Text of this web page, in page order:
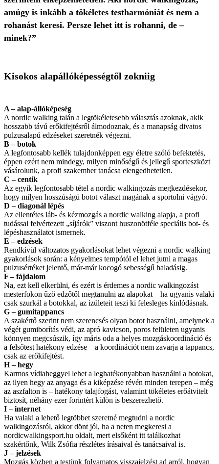
amúgy is inkább a tökéletes testharmóniát és nem a
rohanást keresi. Persze lehet itt is rohanni, de –
minek?”
Kisokos alapállóképességtől zokniig
A – alap-állóképeség
A nordic walking talán a legtökéletesebb választás azoknak, akik
hosszabb távú erőkifejtésről álmodoznak, és a manapság divatos
pulzusalapú edzéseket szeretnék végezni.
B – botok
A legfontosabb kellék tulajdonképpen egy életre szóló befektetés,
éppen ezért nem mindegy, milyen minőségű és jellegű sporteszközt
vásárolunk, a profi szakember tanácsa elengedhetetlen.
C – centik
Az egyik legfontosabb tétel a nordic walkingozás megkezdésekor,
hogy milyen hosszúságú botot választ magának a sportolni vágyó.
D – diagonál lépés
Az ellentétes láb- és kézmozgás a nordic walking alapja, a profi
tudással felvértezett „síjárók” viszont huszonötféle speciális bot- és
lépéshasználatot ismernek.
E – edzések
Rendkívül változatos gyakorlásokat lehet végezni a nordic walking
gyakorlások során: a kényelmes tempótól el lehet jutni a magas
pulzusértéket jelentő, már-már kocogó sebességű haladásig.
F – fájdalom
Na, ezt kell elkerülni, és ezért is érdemes a nordic walkingozást
mesterfokon űző edzőtől megtanulni az alapokat – ha ugyanis valaki
csak szurkál a botokkal, az ízületeit teszi ki felesleges kínlódásnak.
G – gumitappancs
A szakértő szerint nem szerencsés olyan botot használni, amelynek a
végét gumiborítás védi, az apró kavicson, poros felületen ugyanis
könnyen megcsúszik, így máris oda a helyes mozgáskoordináció és
a felsőtest hatékony edzése – a koordinációt nem zavarja a tappancs,
csak az erőkifejtést.
H – hegy
Karmos vídiaheggyel lehet a leghatékonyabban használni a botokat,
az ilyen hegy az anyaga és a kiképzése révén minden terepen – még
az aszfalton is – hatékony talajfogást, valamint tökéletes erőátvitelt
biztosít, néhány ezer forintért külön is beszerezhető.
I – internet
Ha valaki a lehető legtöbbet szeretné megtudni a nordic
walkingozásról, akkor dönt jól, ha a neten megkeresi a
nordicwalkingsport.hu oldalt, mert elsőként itt találkozhat
szakértőnk, Wilk Zsófia részlétes írásaival és tanácsaival is.
J – jelzések
Mozgás közben a testünk folyamatos visszajelzést ad arról, hogyan